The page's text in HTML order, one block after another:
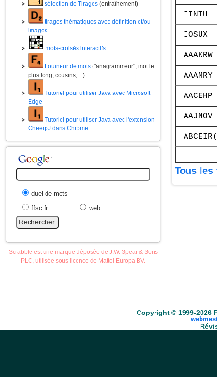
sélection de Tirages (entraînement)
tirages thématiques avec définition et/ou
images
mots-croisés interactifs
Fouineur de mots ("anagrammeur", mot le
plus long, cousins, ...)
Tutoriel pour utiliser Java avec Microsoft
Edge
Tutoriel pour utiliser Java avec l'extension
CheerpJ dans Chrome
duel-de-mots
ffsc.fr
web
Scrabble est une marque déposée de J.W. Spear & Sons
PLC, utilisée sous licence de Mattel Europa BV.
IINTU
IOSUX
AAAKRW
AAAMRY
AACEHP
AAJNOV
Tous les
Copyright © 1999-2026